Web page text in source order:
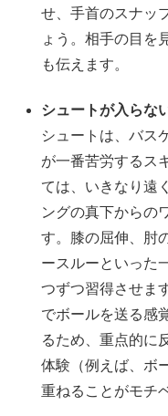
せ、手首のスナッ
ょう。相手の目を
も伝えます。
シュートが入らな
シュートは、バス
が一番苦労するス
ては、いきなり遠
ングの真下からの
す。膝の屈伸、肘
ースルーといった
つずつ習得させま
でボールを送る感
るため、重点的に
体験（例えば、ボ
重ねることがモチ